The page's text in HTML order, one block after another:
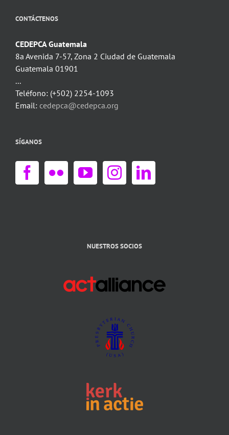
CONTÁCTENOS
CEDEPCA Guatemala
8a Avenida 7-57, Zona 2 Ciudad de Guatemala
Guatemala 01901
...
Teléfono: (+502) 2254-1093
Email: cedepca@cedepca.org
SÍGANOS
NUESTROS SOCIOS